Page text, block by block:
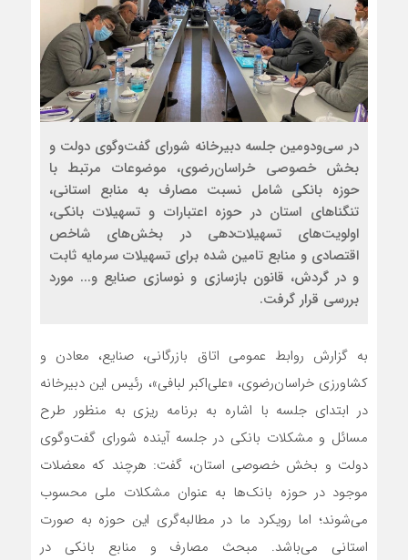
در سی‌ودومین جلسه دبیرخانه شورای گفت‌وگوی دولت و
بخش خصوصی خراسان‌‌رضوی، موضوعات مرتبط با
حوزه بانکی شامل نسبت مصارف به منابع استانی،
تنگناهای استان در حوزه اعتبارات و تسهیلات بانکی،
اولویت‌های تسهیلات‌دهی در بخش‌های شاخص
اقتصادی و منابع تامین شده برای تسهیلات سرمایه‌ ثابت
و در گردش، قانون بازسازی و نوسازی صنایع و... مورد
بررسی قرار گرفت.
به گزارش روابط عمومی اتاق بازرگانی، صنایع، معادن و
کشاورزی خراسان‌رضوی، «علی‌اکبر لبافی»، رئیس این دبیرخانه
در ابتدای جلسه با اشاره به برنامه ریزی به منظور طرح
مسائل و مشکلات بانکی در جلسه آینده شورای گفت‌وگوی
دولت و بخش خصوصی استان، گفت: هرچند که معضلات
موجود در حوزه بانک‌ها به عنوان مشکلات ملی محسوب
می‌شوند؛ اما رویکرد ما در مطالبه‌گری این حوزه به صورت
استانی می‌باشد. مبحث مصارف و منابع بانکی در